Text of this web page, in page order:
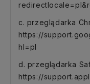
c. przeglądarka
https://
hl=pl
d. przeglądarka
https://